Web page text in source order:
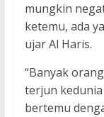
mungkin
ketemu, ada
ujar Al Haris.
“Banyak
terjun
bertemu